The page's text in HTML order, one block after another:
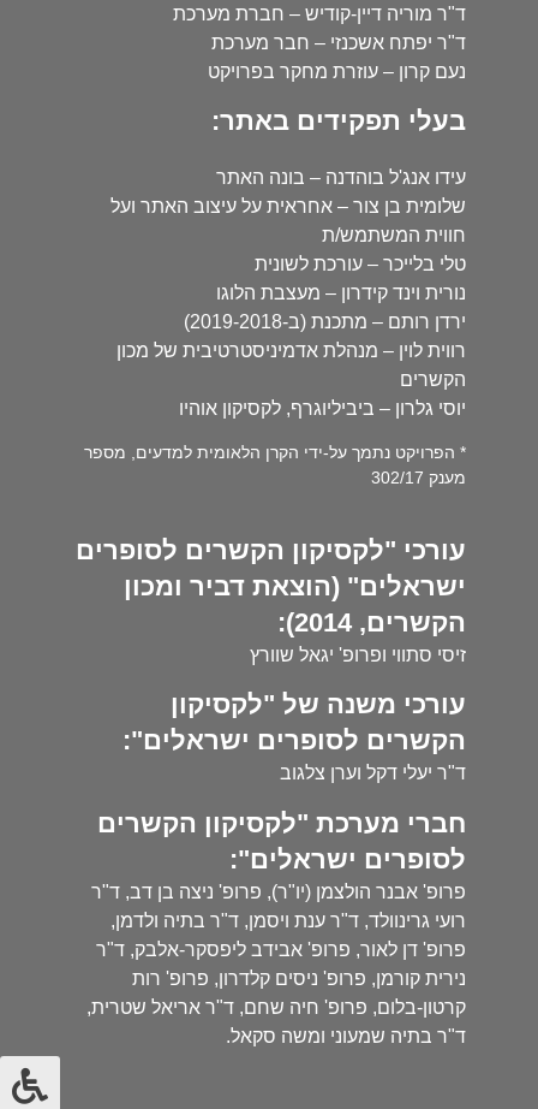
ד"ר מוריה דיין-קודיש – חברת מערכת
ד"ר יפתח אשכנזי – חבר מערכת
נעם קרון – עוזרת מחקר בפרויקט
בעלי תפקידים באתר:
עידו אנג'ל בוהדנה – בונה האתר
שלומית בן צור – אחראית על עיצוב האתר ועל
חווית המשתמש/ת
טלי בלייכר – עורכת לשונית
נורית וינד קידרון – מעצבת הלוגו
ירדן רותם – מתכנת (ב-2019-2018)
רווית לוין – מנהלת אדמיניסטרטיבית של מכון
הקשרים
יוסי גלרון – ביביליוגרף, לקסיקון אוהיו
* הפרויקט נתמך על-ידי הקרן הלאומית למדעים, מספר
מענק 302/17
עורכי "לקסיקון הקשרים לסופרים
ישראלים" (הוצאת דביר ומכון
הקשרים, 2014):
זיסי סתווי ופרופ' יגאל שוורץ
עורכי משנה של "לקסיקון
הקשרים לסופרים ישראלים":
ד"ר יעלי דקל וערן צלגוב
חברי מערכת "לקסיקון הקשרים
לסופרים ישראלים":
פרופ' אבנר הולצמן (יו"ר), פרופ' ניצה בן דב, ד"ר
רועי גרינוולד, ד"ר ענת ויסמן, ד"ר בתיה ולדמן,
פרופ' דן לאור, פרופ' אבידב ליפסקר-אלבק, ד"ר
נירית קורמן, פרופ' ניסים קלדרון, פרופ' רות
קרטון-בלום, פרופ' חיה שחם, ד"ר אריאל שטרית,
ד"ר בתיה שמעוני ומשה סקאל.